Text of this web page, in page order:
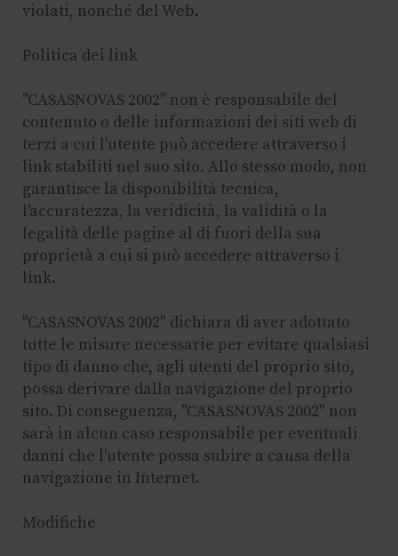
violati, nonché del Web.
Politica dei link
"CASASNOVAS 2002" non è responsabile del
contenuto o delle informazioni dei siti web di
terzi a cui l'utente può accedere attraverso i
link stabiliti nel suo sito. Allo stesso modo, non
garantisce la disponibilità tecnica,
l'accuratezza, la veridicità, la validità o la
legalità delle pagine al di fuori della sua
proprietà a cui si può accedere attraverso i
link.
"CASASNOVAS 2002" dichiara di aver adottato
tutte le misure necessarie per evitare qualsiasi
tipo di danno che, agli utenti del proprio sito,
possa derivare dalla navigazione del proprio
sito. Di conseguenza, "CASASNOVAS 2002" non
sarà in alcun caso responsabile per eventuali
danni che l'utente possa subire a causa della
navigazione in Internet.
Modifiche